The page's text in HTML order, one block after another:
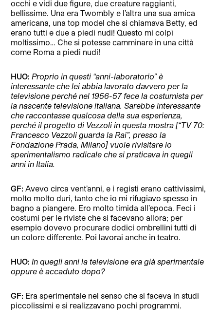
occhi e vidi due figure, due creature raggianti,
bellissime. Una era Twombly e l’altra una sua amica
americana, una top model che si chiamava Betty, ed
erano tutti e due a piedi nudi! Questo mi colpì
moltissimo… Che si potesse camminare in una città
come Roma a piedi nudi!
HUO: Proprio in questi “anni-laboratorio” è
interessante che lei abbia lavorato davvero per la
televisione perché nel 1956-57 fece la costumista per
la nascente televisione italiana. Sarebbe interessante
che raccontasse qualcosa della sua esperienza,
perché il progetto di Vezzoli in questa mostra [“TV 70:
Francesco Vezzoli guarda la Rai”, presso la
Fondazione Prada, Milano] vuole rivisitare lo
sperimentalismo radicale che si praticava in quegli
anni in Italia.
GF: Avevo circa vent’anni, e i registi erano cattivissimi,
molto molto duri, tanto che io mi rifugiavo spesso in
bagno a piangere. Ero molto timida all’epoca. Feci i
costumi per le riviste che si facevano allora; per
esempio dovevo procurare dodici ombrellini tutti di
un colore differente. Poi lavorai anche in teatro.
HUO: In quegli anni la televisione era già sperimentale
oppure è accaduto dopo?
GF: Era sperimentale nel senso che si faceva in studi
piccolissimi e si realizzavano pochi programmi.